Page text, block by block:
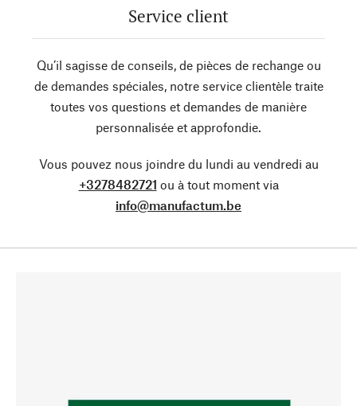
Service client
Qu’il sagisse de conseils, de pièces de rechange ou
de demandes spéciales, notre service clientèle traite
toutes vos questions et demandes de manière
personnalisée et approfondie.
Vous pouvez nous joindre du lundi au vendredi au
+3278482721 ou à tout moment via
info@manufactum.be